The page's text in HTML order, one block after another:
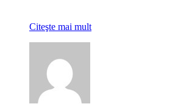
Citeşte mai mult